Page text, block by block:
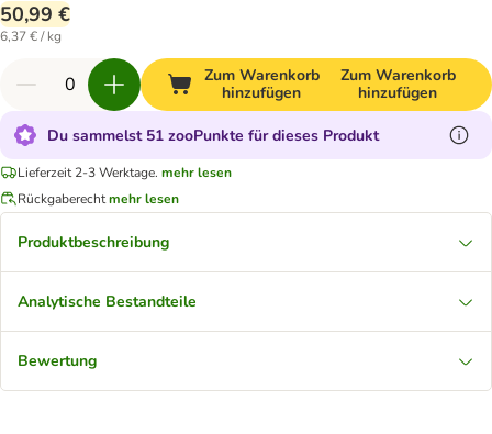
50,99 €
6,37 € / kg
Zum Warenkorb
hinzufügen
Zum Warenkorb
hinzufügen
Du sammelst 51 zooPunkte für dieses Produkt
Lieferzeit 2-3 Werktage. mehr lesen
Rückgaberechtmehr lesen
Produktbeschreibung
Analytische Bestandteile
Bewertung